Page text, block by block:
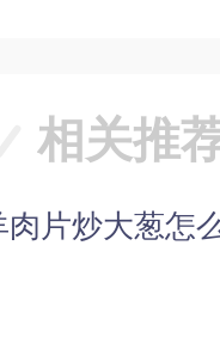
相关推
片炒大葱怎